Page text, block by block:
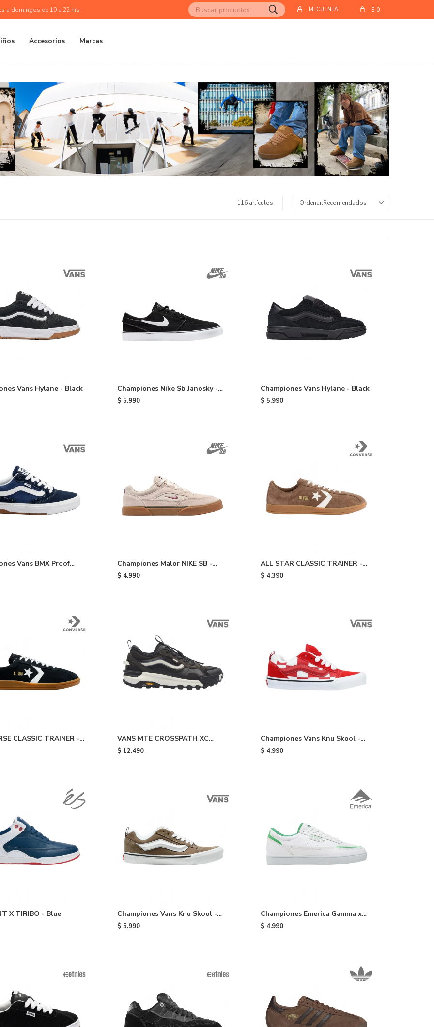
Accesorios Marcas
$ 0
a domingos de 10 a 22 hrs
116 artículos Recomendados
Vans Hylane - Black
Championes Nike Sb Janosky -
Black
$ 5.990
Championes Vans Hylane - Black
$ 5.990
Vans BMX Proof
- Black
Championes Malor NIKE SB -
Brown
$ 4.990
ALL STAR CLASSIC TRAINER -
Brown Gum
$ 4.390
CLASSIC TRAINER -
VANS MTE CROSSPATH XC
WASHED - Black
$ 12.490
Championes Vans Knu Skool -
Red
$ 4.990
X TIRIBO - Blue
Championes Vans Knu Skool -
Brown
$ 5.990
Championes Emerica Gamma x
Shake Junt - White
$ 4.990